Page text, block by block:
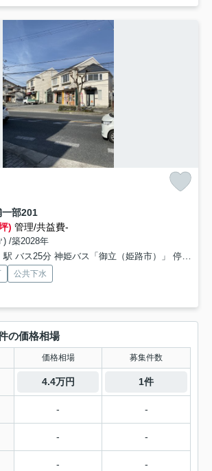
一部201
) 管理/共益費-
) /築2028年
バス25分 神姫バス「御立（姫路市）」 停歩2分
公共下水
の価格相場
価格相場 募集件数
4.4万円 1件
- -
- -
- -